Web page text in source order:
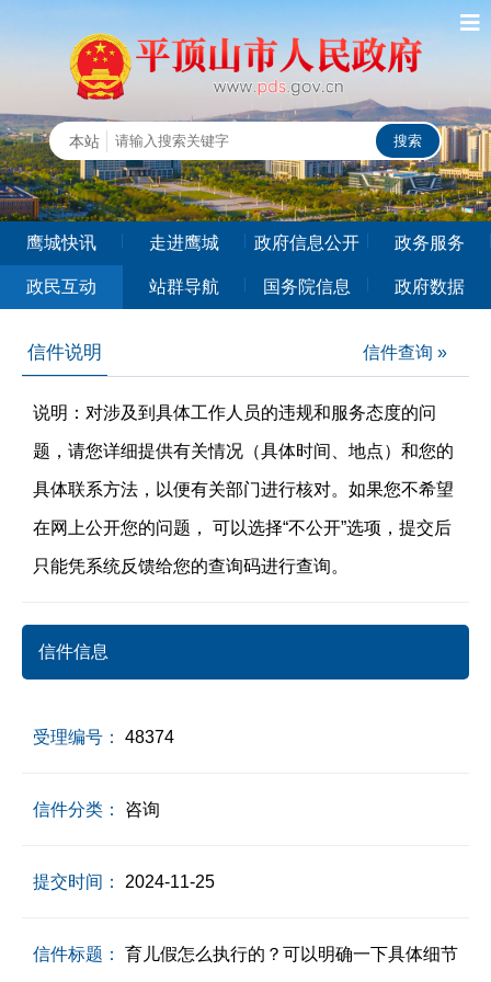
鹰城快讯 走进鹰城 政府信息公开 政务服务
政民互动 站群导航 国务院信息 政府数据
信件说明 信件查询 »
说明：对涉及到具体工作人员的违规和服务态度的问
题，请您详细提供有关情况（具体时间、地点）和您的
具体联系方法，以便有关部门进行核对。如果您不希望
在网上公开您的问题， 可以选择“不公开”选项，提交后
只能凭系统反馈给您的查询码进行查询。
信件信息
受理编号： 48374
信件分类： 咨询
提交时间： 2024-11-25
信件标题： 育儿假怎么执行的？可以明确一下具体细节